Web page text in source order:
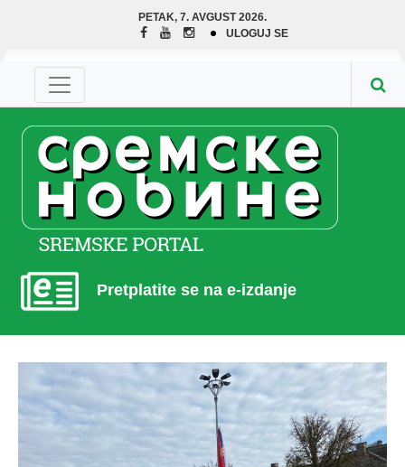
PETAK, 7. AVGUST 2026.
ULOGUJ SE
Pretplatite se na e-izdanje